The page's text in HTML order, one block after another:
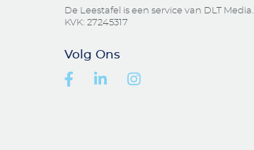
De Leestafel is een service van DLT Media.
KVK: 27245317
Volg Ons